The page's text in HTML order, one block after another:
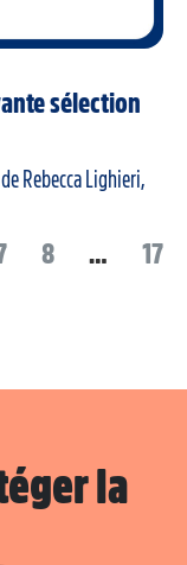
sélection
Rebecca Lighieri,
8 … 17
la